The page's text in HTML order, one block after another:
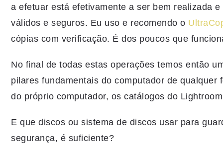
a efetuar está efetivamente a ser bem realizada
válidos e seguros. Eu uso e recomendo o
cópias com verificação. É dos poucos que
No final de todas estas operações temos então
pilares fundamentais do computador de
do próprio computador, os catálogos do
E que discos ou sistema de discos usar para
segurança, é suficiente?